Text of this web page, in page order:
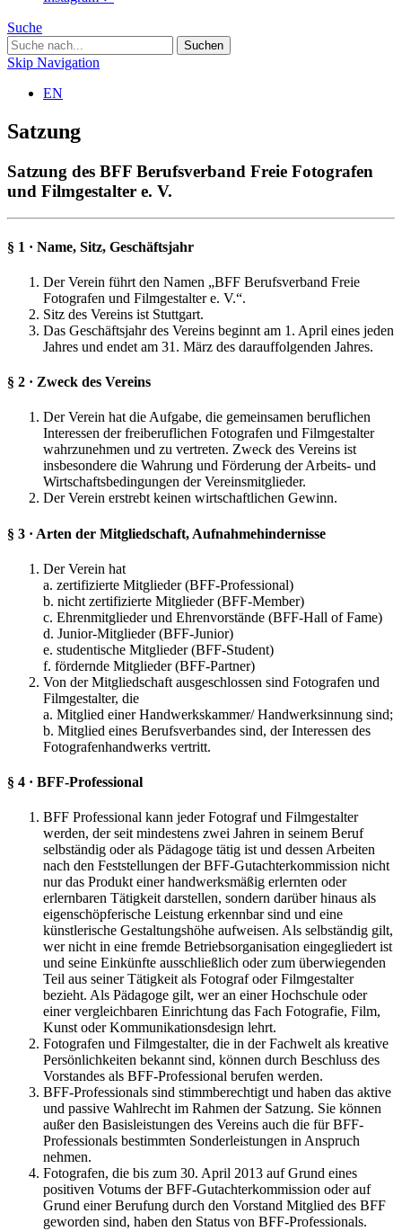
Suche
Skip Navigation
EN
Satzung
Satzung des BFF Berufsverband Freie Fotografen
und Filmgestalter e. V.
§ 1 · Name, Sitz, Geschäftsjahr
Der Verein führt den Namen „BFF Berufsverband Freie
Fotografen und Filmgestalter e. V.“.
Sitz des Vereins ist Stuttgart.
Das Geschäftsjahr des Vereins beginnt am 1. April eines jeden
Jahres und endet am 31. März des darauffolgenden Jahres.
§ 2 · Zweck des Vereins
Der Verein hat die Aufgabe, die gemeinsamen beruflichen
Interessen der freiberuflichen Fotografen und Filmgestalter
wahrzunehmen und zu vertreten. Zweck des Vereins ist
insbesondere die Wahrung und Förderung der Arbeits- und
Wirtschaftsbedingungen der Vereinsmitglieder.
Der Verein erstrebt keinen wirtschaftlichen Gewinn.
§ 3 · Arten der Mitgliedschaft, Aufnahmehindernisse
Der Verein hat
a. zertifizierte Mitglieder (BFF-Professional)
b. nicht zertifizierte Mitglieder (BFF-Member)
c. Ehrenmitglieder und Ehrenvorstände (BFF-Hall of Fame)
d. Junior-Mitglieder (BFF-Junior)
e. studentische Mitglieder (BFF-Student)
f. fördernde Mitglieder (BFF-Partner)
Von der Mitgliedschaft ausgeschlossen sind Fotografen und
Filmgestalter, die
a. Mitglied einer Handwerkskammer/ Handwerksinnung sind;
b. Mitglied eines Berufsverbandes sind, der Interessen des
Fotografenhandwerks vertritt.
§ 4 · BFF-Professional
BFF Professional kann jeder Fotograf und Filmgestalter
werden, der seit mindestens zwei Jahren in seinem Beruf
selbständig oder als Pädagoge tätig ist und dessen Arbeiten
nach den Feststellungen der BFF-Gutachterkommission nicht
nur das Produkt einer handwerksmäßig erlernten oder
erlernbaren Tätigkeit darstellen, sondern darüber hinaus als
eigenschöpferische Leistung erkennbar sind und eine
künstlerische Gestaltungshöhe aufweisen. Als selbständig gilt,
wer nicht in eine fremde Betriebsorganisation eingegliedert ist
und seine Einkünfte ausschließlich oder zum überwiegenden
Teil aus seiner Tätigkeit als Fotograf oder Filmgestalter
bezieht. Als Pädagoge gilt, wer an einer Hochschule oder
einer vergleichbaren Einrichtung das Fach Fotografie, Film,
Kunst oder Kommunikationsdesign lehrt.
Fotografen und Filmgestalter, die in der Fachwelt als kreative
Persönlichkeiten bekannt sind, können durch Beschluss des
Vorstandes als BFF-Professional berufen werden.
BFF-Professionals sind stimmberechtigt und haben das aktive
und passive Wahlrecht im Rahmen der Satzung. Sie können
außer den Basisleistungen des Vereins auch die für BFF-
Professionals bestimmten Sonderleistungen in Anspruch
nehmen.
Fotografen, die bis zum 30. April 2013 auf Grund eines
positiven Votums der BFF-Gutachterkommission oder auf
Grund einer Berufung durch den Vorstand Mitglied des BFF
geworden sind, haben den Status von BFF-Professionals.